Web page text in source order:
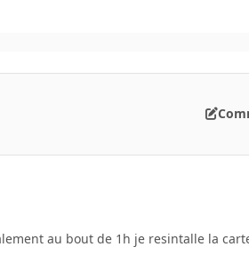
au bout de 1h je resintalle la